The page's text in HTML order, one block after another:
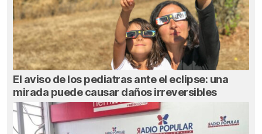
El aviso de los pediatras ante el eclipse: una
mirada puede causar daños irreversibles